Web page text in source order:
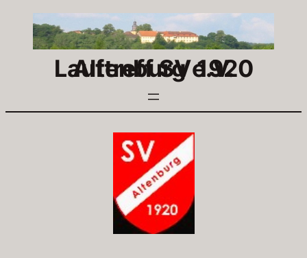
Inhalt
Lauftreff SV 1920 Altenburg e.V.